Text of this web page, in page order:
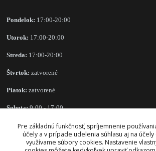
Pondelok: 17:00-20:00
Utorok: 17:00-20:00
Streda: 17:00-20:00
Štvrtok: zatvorené
Piatok: zatvorené
Sobota:9:00 - 17:00
Nedeľa: zatvorené
Pre základnú funkčnosť, spríjemnenie
účely a v prípade udelenia súhlasu aj na
využívame súbory cookies. Nastavenie